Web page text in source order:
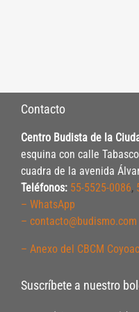
Contacto
Centro Budista de la
esquina con calle
cuadra de la avenida
Teléfonos: 55-5525-0086,
– WhatsApp
– contacto@budismo.com
– Anexo del CBCM
Suscríbete a nuestro